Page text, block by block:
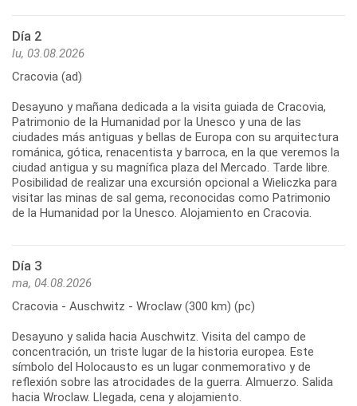
Día 2
lu, 03.08.2026
Cracovia (ad)
Desayuno y mañana dedicada a la visita guiada de Cracovia,
Patrimonio de la Humanidad por la Unesco y una de las
ciudades más antiguas y bellas de Europa con su arquitectura
románica, gótica, renacentista y barroca, en la que veremos la
ciudad antigua y su magnífica plaza del Mercado. Tarde libre.
Posibilidad de realizar una excursión opcional a Wieliczka para
visitar las minas de sal gema, reconocidas como Patrimonio
de la Humanidad por la Unesco. Alojamiento en Cracovia.
Día 3
ma, 04.08.2026
Cracovia - Auschwitz - Wroclaw (300 km) (pc)
Desayuno y salida hacia Auschwitz. Visita del campo de
concentración, un triste lugar de la historia europea. Este
símbolo del Holocausto es un lugar conmemorativo y de
reflexión sobre las atrocidades de la guerra. Almuerzo. Salida
hacia Wroclaw. Llegada, cena y alojamiento.